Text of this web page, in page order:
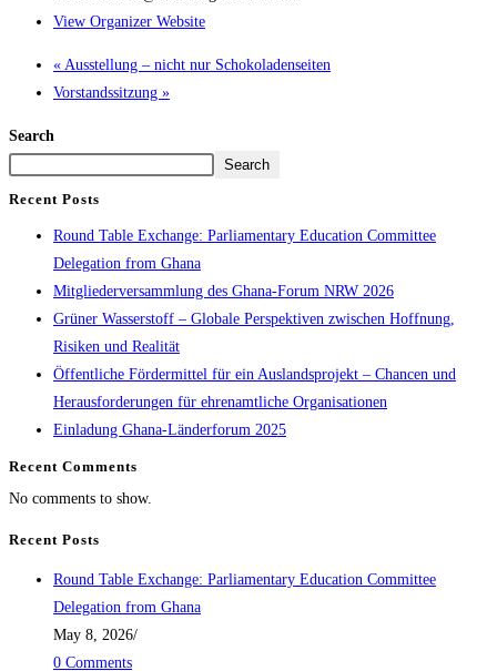
View Organizer Website
« Ausstellung – nicht nur Schokoladenseiten
Vorstandssitzung »
Search
Search
Recent Posts
Round Table Exchange: Parliamentary Education Committee
Delegation from Ghana
Mitgliederversammlung des Ghana-Forum NRW 2026
Grüner Wasserstoff – Globale Perspektiven zwischen Hoffnung,
Risiken und Realität
Öffentliche Fördermittel für ein Auslandsprojekt – Chancen und
Herausforderungen für ehrenamtliche Organisationen
Einladung Ghana-Länderforum 2025
Recent Comments
No comments to show.
Recent Posts
Round Table Exchange: Parliamentary Education Committee
Delegation from Ghana
May 8, 2026/
0 Comments